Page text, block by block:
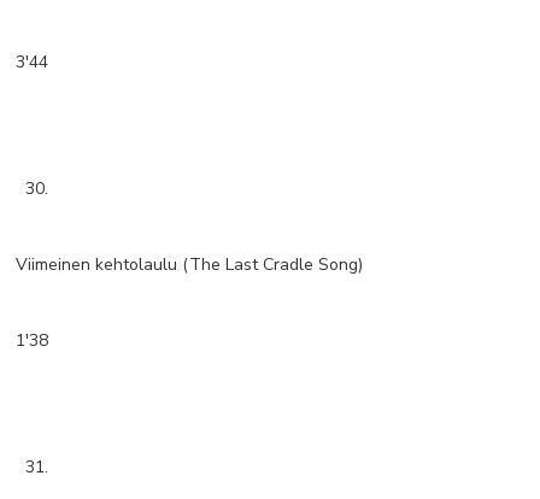
3'44
30.
Viimeinen kehtolaulu (The Last Cradle Song)
1'38
31.